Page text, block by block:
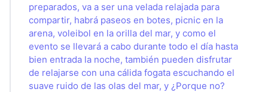
preparados, va a ser una velada relajada para
compartir, habrá paseos en botes, picnic en la
arena, voleibol en la orilla del mar, y como el
evento se llevará a cabo durante todo el día hasta
bien entrada la noche, también pueden disfrutar
de relajarse con una cálida fogata escuchando el
suave ruido de las olas del mar, y ¿Porque no?